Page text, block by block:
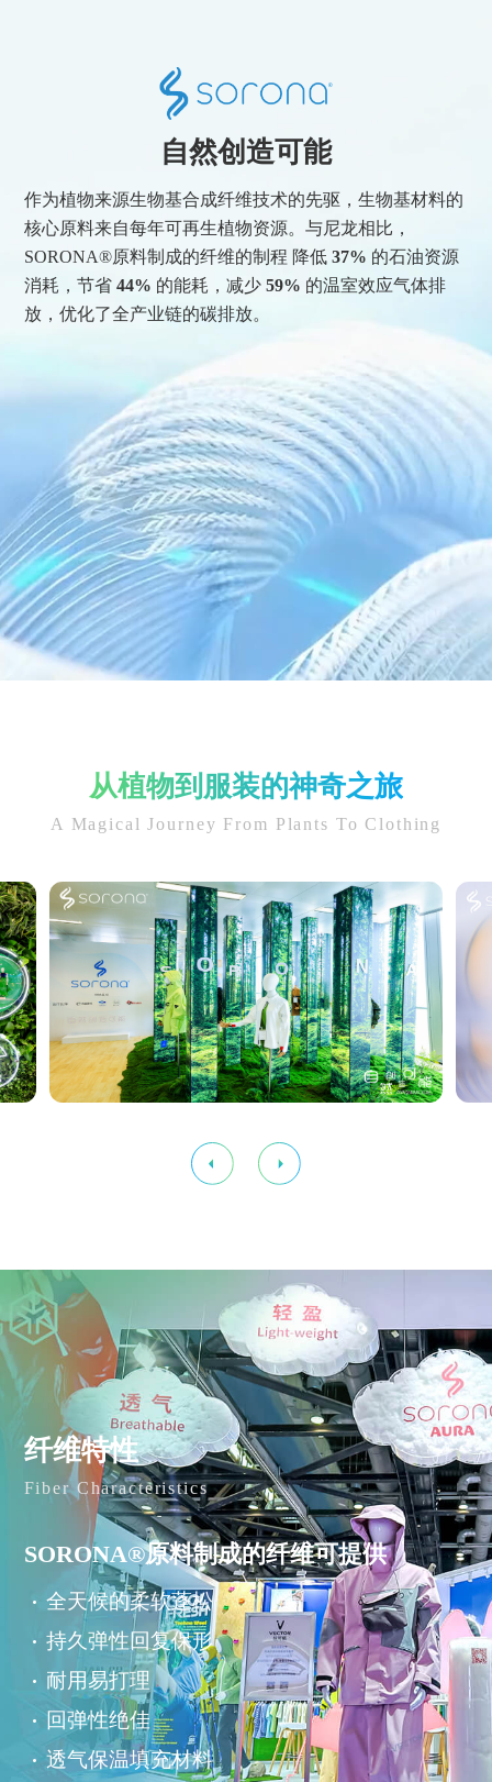
自然创造可能
作为植物来源生物基合成纤维技术的先驱，生物基材料的
核心原料来自每年可再生植物资源。与尼龙相比，
SORONA®原料制成的纤维的制程 降低 37% 的石油资源
消耗，节省 44% 的能耗，减少 59% 的温室效应气体排
放，优化了全产业链的碳排放。
从植物到服装的神奇之旅
A Magical Journey From Plants To Clothing
纤维特性
Fiber Characteristics
SORONA®原料制成的纤维可提供
全天候的柔软蓬松
持久弹性回复保形
耐用易打理
回弹性绝佳
透气保温填充材料